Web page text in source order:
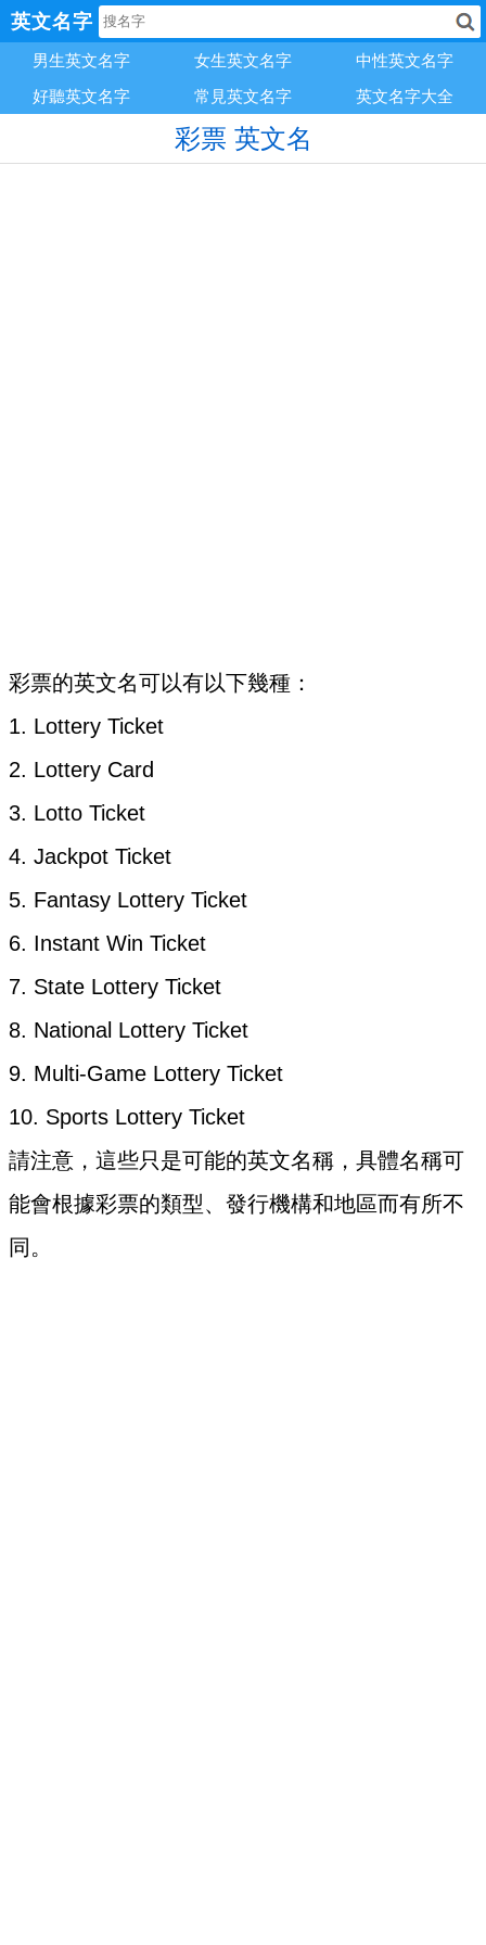
英文名字
男生英文名字 女生英文名字
中性英文名字
好聽英文名字
常見英文名字 英文名字大全
彩票 英文名
彩票的英文名可以有以下幾種：
1. Lottery Ticket
2. Lottery Card
3. Lotto Ticket
4. Jackpot Ticket
5. Fantasy Lottery Ticket
6. Instant Win Ticket
7. State Lottery Ticket
8. National Lottery Ticket
9. Multi-Game Lottery Ticket
10. Sports Lottery Ticket
請注意，這些只是可能的英文名稱，具體名稱可
能會根據彩票的類型、發行機構和地區而有所不
同。